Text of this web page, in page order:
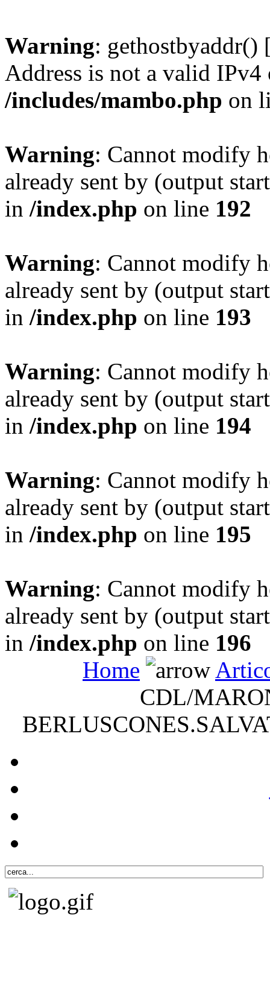
Warning: gethostbyaddr()
Address is not a valid IPv4
/includes/mambo.php on
Warning: Cannot modify
already sent by (output
in /index.php on line 192
Warning: Cannot modify
already sent by (output
in /index.php on line 193
Warning: Cannot modify
already sent by (output
in /index.php on line 194
Warning: Cannot modify
already sent by (output
in /index.php on line 195
Warning: Cannot modify
already sent by (output
in /index.php on line 196
Home
CDL/